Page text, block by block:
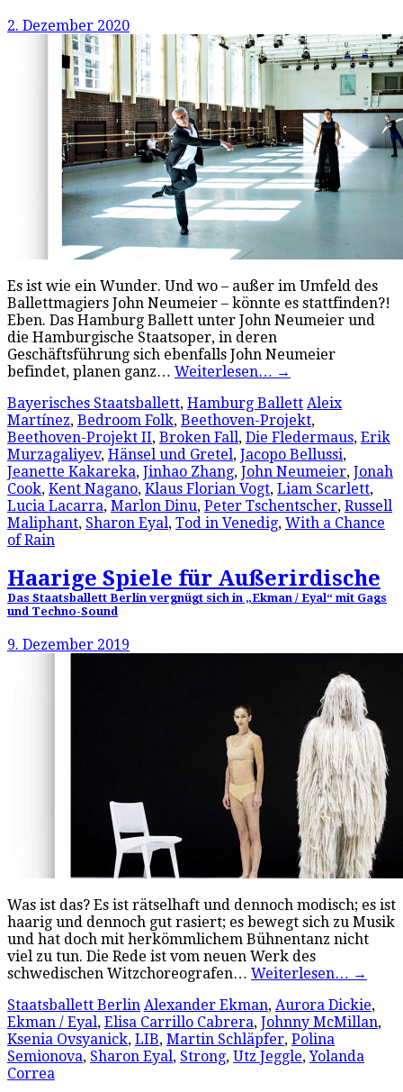
2. Dezember 2020
Es ist wie ein Wunder. Und wo – außer im Umfeld des
Ballettmagiers John Neumeier – könnte es stattfinden?!
Eben. Das Hamburg Ballett unter John Neumeier und
die Hamburgische Staatsoper, in deren
Geschäftsführung sich ebenfalls John Neumeier
befindet, planen ganz… Weiterlesen… →
Bayerisches Staatsballett, Hamburg Ballett Aleix
Martínez, Bedroom Folk, Beethoven-Projekt,
Beethoven-Projekt II, Broken Fall, Die Fledermaus, Erik
Murzagaliyev, Hänsel und Gretel, Jacopo Bellussi,
Jeanette Kakareka, Jinhao Zhang, John Neumeier, Jonah
Cook, Kent Nagano, Klaus Florian Vogt, Liam Scarlett,
Lucia Lacarra, Marlon Dinu, Peter Tschentscher, Russell
Maliphant, Sharon Eyal, Tod in Venedig, With a Chance
of Rain
Haarige Spiele für Außerirdische
Das Staatsballett Berlin vergnügt sich in „Ekman / Eyal“ mit Gags
und Techno-Sound
9. Dezember 2019
Was ist das? Es ist rätselhaft und dennoch modisch; es ist
haarig und dennoch gut rasiert; es bewegt sich zu Musik
und hat doch mit herkömmlichem Bühnentanz nicht
viel zu tun. Die Rede ist vom neuen Werk des
schwedischen Witzchoreografen… Weiterlesen… →
Staatsballett Berlin Alexander Ekman, Aurora Dickie,
Ekman / Eyal, Elisa Carrillo Cabrera, Johnny McMillan,
Ksenia Ovsyanick, LIB, Martin Schläpfer, Polina
Semionova, Sharon Eyal, Strong, Utz Jeggle,Yolanda
Correa